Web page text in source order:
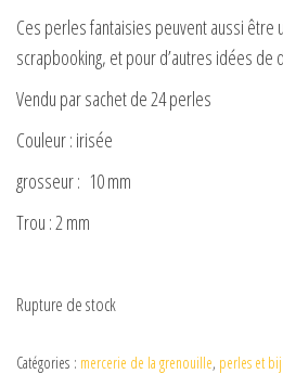
Ces perles fantaisies peuvent aussi être
scrapbooking, et pour d’autres idées de
Vendu par sachet de 24 perles
Couleur : irisée
grosseur : 10 mm
Trou : 2 mm
Rupture de stock
Catégories : mercerie de la grenouille, perles et